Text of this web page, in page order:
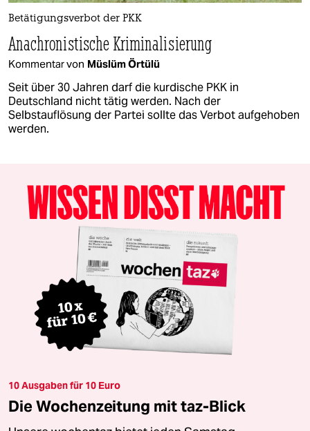
Betätigungsverbot der PKK
Anachronistische Kriminalisierung
Kommentar von Müslüm Örtülü
Seit über 30 Jahren darf die kurdische PKK in
Deutschland nicht tätig werden. Nach der
Selbstauflösung der Partei sollte das Verbot aufgehoben
werden.
10 Ausgaben für 10 Euro
Die Wochenzeitung mit taz-Blick